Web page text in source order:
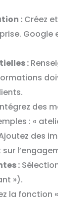
:Créez
:
des
: «
des
:
»).
la fonction